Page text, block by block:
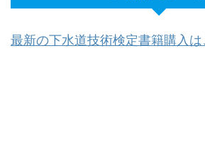
最新の下水道技術検定書籍購入